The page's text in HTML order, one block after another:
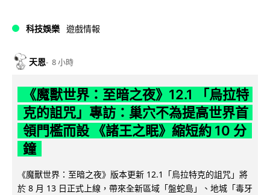
科技娛樂 遊戲情報
天恩 8 小時
《魔獸世界：至暗之夜》12.1 「烏拉特
克的詛咒」專訪：巢穴不為提高世界首
領門檻而設 《諸王之眠》縮短約 10 分
鐘
《魔獸世界：至暗之夜》版本更新 12.1「烏拉特克的詛咒」將
於 8 月 13 日正式上線，帶來全新區域「盤蛇島」、地城「毒牙